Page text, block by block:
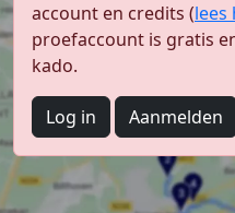
account en credits (lees
proefaccount is gratis
kado.
Log in Aanmelden